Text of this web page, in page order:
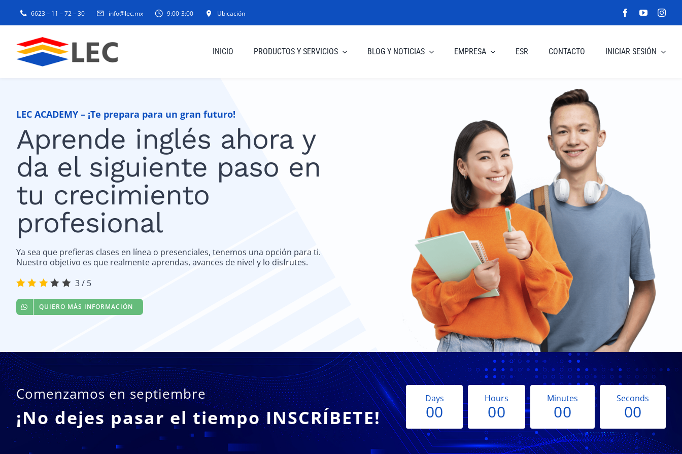
content
6623 – 11 – 72 – 30 info@lec.mx 9:00-3:00 Ubicación
INICIO PRODUCTOS Y SERVICIOS BLOG Y NOTICIAS EMPRESA ESR CONTACTO INICIAR SESIÓN
LEC ACADEMY – ¡Te prepara para un gran futuro!
Aprende inglés ahora y
da el siguiente paso en
tu crecimiento
profesional
Ya sea que prefieras clases en línea o presenciales, tenemos una opción para ti.
Nuestro objetivo es que realmente aprendas, avances de nivel y lo disfrutes.
3/ 5
QUIERO MÁS INFORMACIÓN
Comenzamos en septiembre
¡No dejes pasar el tiempo INSCRÍBETE! 00
Days
00
Hours
00
Minutes
00
Seconds